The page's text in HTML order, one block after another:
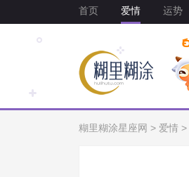
首页 爱情 运势
糊里糊涂星座网 > 爱情 >